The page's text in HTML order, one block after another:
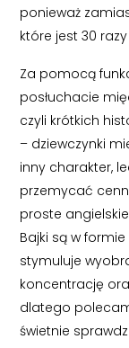
ponieważ
które jest 30
Za pomocą
posłuchacie
czyli krótkich
– dziewczynki
inny charakter,
przemycać
proste
Bajki są w
stymuluje
koncentrację
dlatego
świetnie